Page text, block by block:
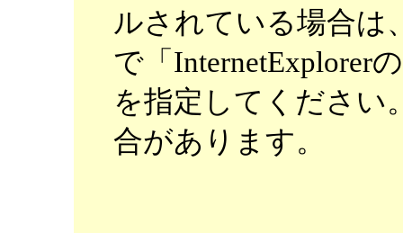
ルされている場合は
で「InternetExplorer
を指定してください
合があります。